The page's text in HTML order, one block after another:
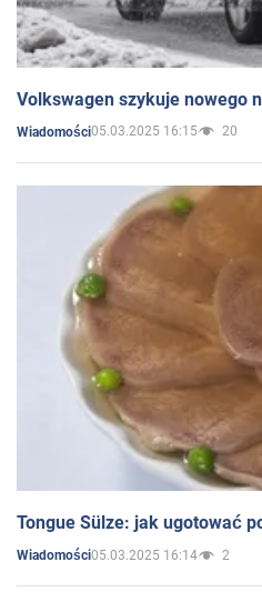
Volkswagen szykuje nowego
Wiadomości05.03.2025 16:15 20
Tongue Sülze: jak ugotować
Wiadomości05.03.2025 16:14 2